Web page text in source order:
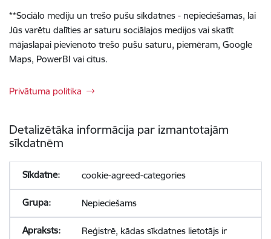
**Sociālo mediju un trešo pušu sīkdatnes - nepieciešamas, lai
Jūs varētu dalīties ar saturu sociālajos medijos vai skatīt
mājaslapai pievienoto trešo pušu saturu, piemēram, Google
Maps, PowerBI vai citus.
Privātuma politika
Detalizētāka informācija par izmantotajām
sīkdatnēm
cookie-agreed-categories
Nepieciešams
Reģistrē, kādas sīkdatnes lietotājs ir